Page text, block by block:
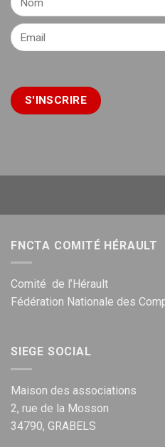
FNCTA COMITÉ HÉRAULT
Comité de l’Hérault
Fédération Nationale des
SIEGE SOCIAL
Maison des associations
2, rue de la Mosson
34790, GRABELS